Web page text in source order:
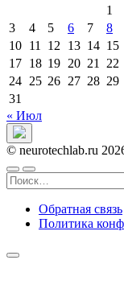
1
3
4 5 6 7 8
10 11 12 13 14 15
17 18 19 20 21 22
24 25 26 27 28 29
31
« Июл
© neurotechlab.ru
Найти:
Обратная связь
Политика